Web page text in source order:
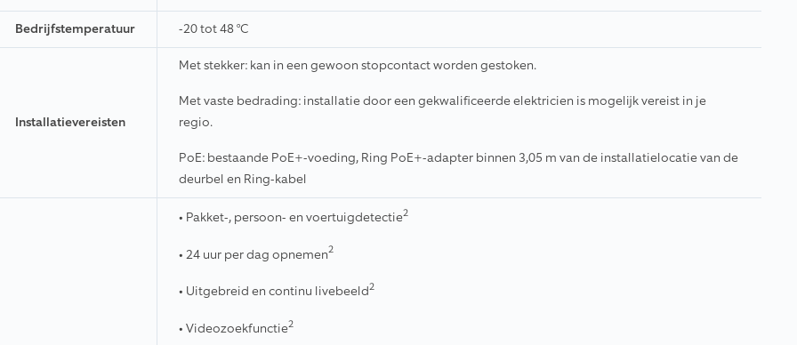
Bedrijfstemperatuur -20 tot 48 °C
Installatievereisten
Met stekker: kan in een gewoon stopcontact worden gestoken.
Met vaste bedrading: installatie door een gekwalificeerde elektricien is mogelijk vereist in je
regio.
PoE: bestaande PoE+-voeding, Ring PoE+-adapter binnen 3,05 m van de installatielocatie van de
deurbel en Ring-kabel
• Pakket-, persoon- en voertuigdetectie2
• 24 uur per dag opnemen2
• Uitgebreid en continu livebeeld2
• Videozoekfunctie2